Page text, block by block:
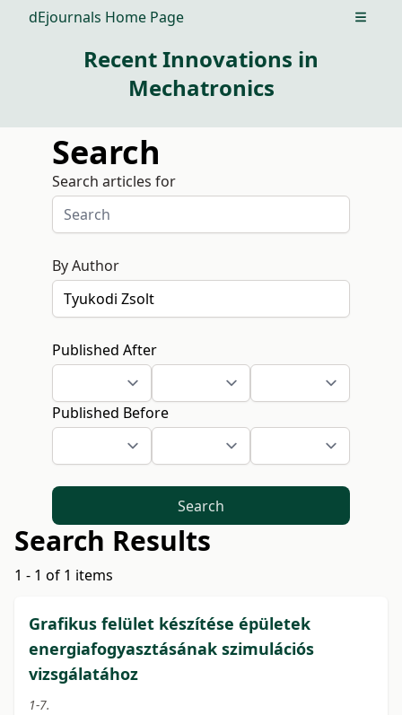
dEjournals Home Page Open
Recent Innovations in
Mechatronics
Search
Search articles for
By Author
Published After
Published Before
Search
Search Results
1 - 1 of 1 items
Grafikus felület készítése épületek
energiafogyasztásának szimulációs
vizsgálatához
1-7.